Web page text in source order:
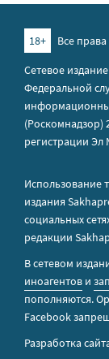
18+
Все
Сетевое
Федеральной
(Роскомнадзор)
регистрации
Использование
издания
социальных
редакции
В сетевом
иноагентов и
пополняются.
Facebook
Разработка